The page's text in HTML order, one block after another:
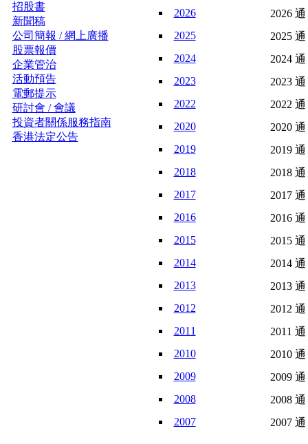
招股書
新聞稿
公司簡報 / 網上廣播
股票報價
企業管治
活動預告
電郵提示
研討會 / 會議
投資者關係服務指南
香港法定公告
2026
2026
2025
2025
2024
2024
2023
2023
2022
2022
2020
2020
2019
2019
2018
2018
2017
2017
2016
2016
2015
2015
2014
2014
2013
2013
2012
2012
2011
2011
2010
2010
2009
2009
2008
2008
2007
2007